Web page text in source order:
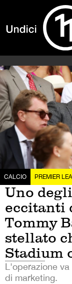
CALCIO PREMIER
Uno
eccitanti
Tommy
stellato
Stadium
L'operazione
di marketing.